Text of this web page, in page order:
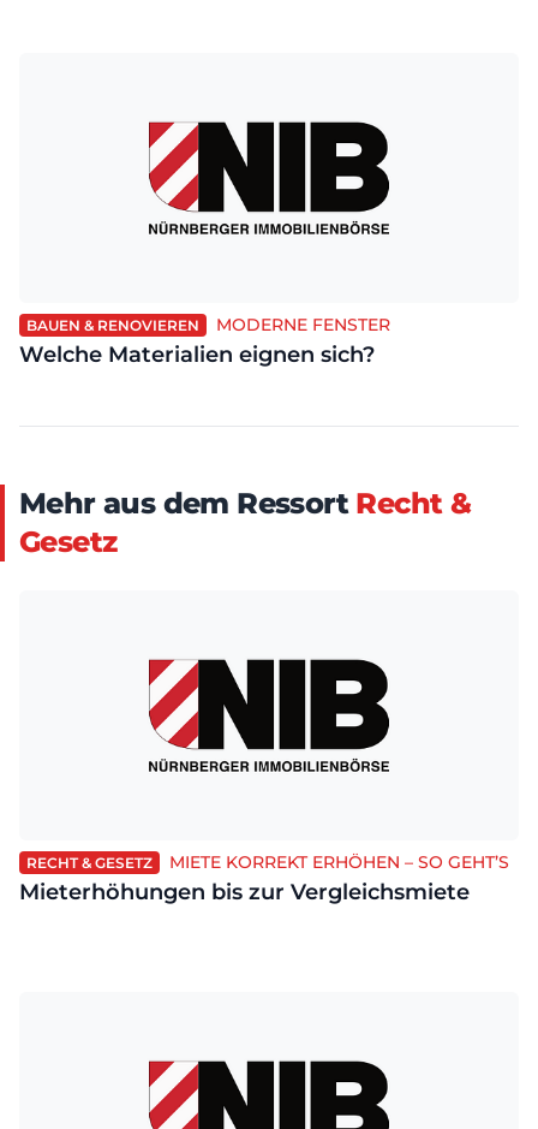
BAUEN & RENOVIEREN MODERNE FENSTER
Welche Materialien eignen sich?
Mehr aus dem Ressort Recht &
Gesetz
RECHT & GESETZ MIETE KORREKT ERHÖHEN – SO GEHT’S
Mieterhöhungen bis zur Vergleichsmiete